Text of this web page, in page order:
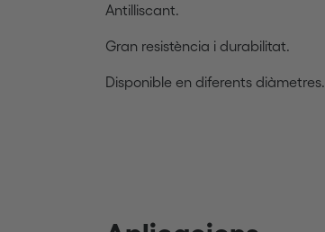
Antilliscant.
Gran resistència i durabilitat.
Disponible en diferents diàmetres.